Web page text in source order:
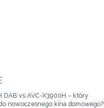
DAB vs AVC-X3900H – który
nowoczesnego kina domowego?